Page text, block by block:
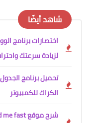
شاهد أيضًا
لزيادة سرعتك
الكراك للكمبيوتر